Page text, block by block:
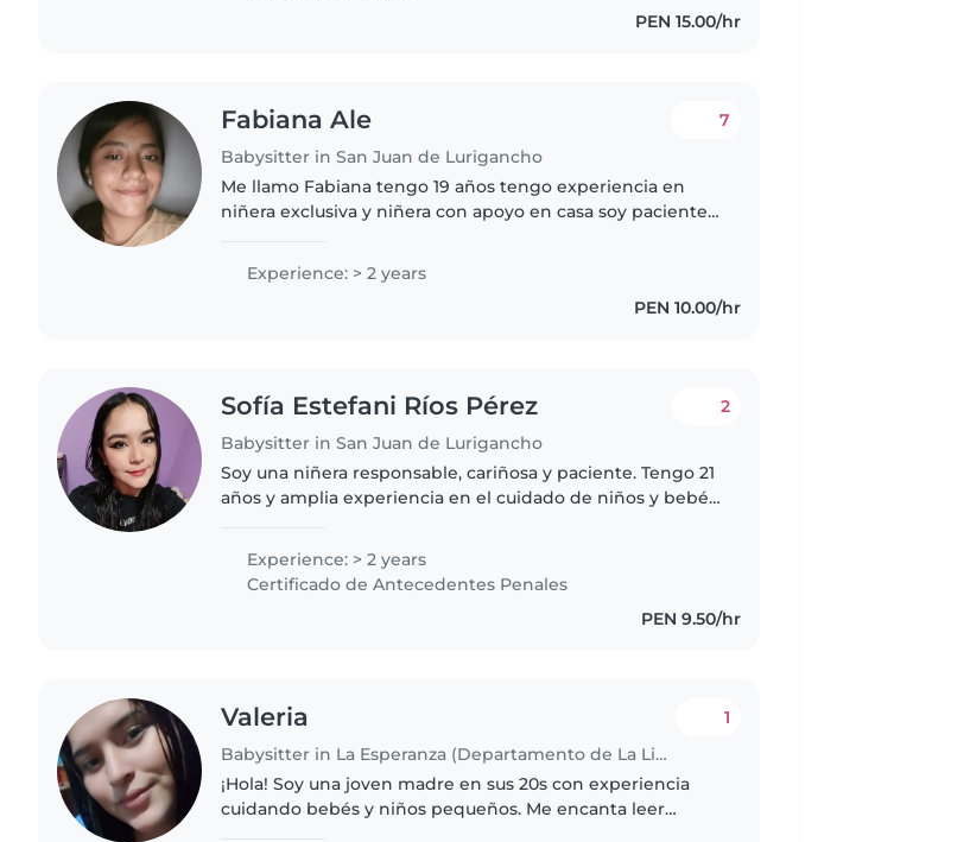
PEN 15.00/hr
Fabiana Ale
Babysitter in San Juan de Lurigancho
7
Me llamo Fabiana tengo 19 años tengo experiencia en
niñera exclusiva y niñera con apoyo en casa soy paciente
ellos puedo en el..
Experience: > 2 years
PEN 10.00/hr
Sofía Estefani Ríos Pérez
Babysitter in San Juan de Lurigancho
2
Soy una niñera responsable, cariñosa y paciente. Tengo 21
años y amplia experiencia en el cuidado de niños y bebés.
juegos, actividades..
Experience: > 2 years
Certificado de Antecedentes Penales
PEN 9.50/hr
Valeria
Babysitter in La Esperanza (Departamento de La Libertad)
1
¡Hola! Soy una joven madre en sus 20s con experiencia
cuidando bebés y niños pequeños. Me encanta leer